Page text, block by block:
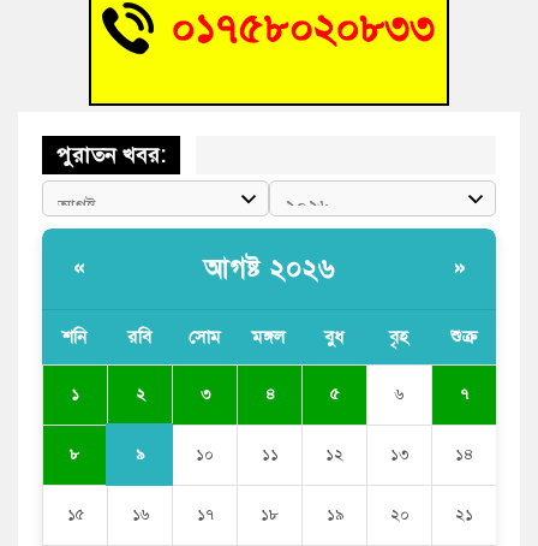
ভাষা সৈনিক অজিত গুহ মহাবিদ্যালয়ে জুলাই গণঅভ্যুত্থান দিবসের
আলোচনা সভা ও পুরস্কার বিতরণ
পুরাতন খবর:
« আগষ্ট ২০২৬ »
শনি রবি সোম মঙ্গল বুধ বৃহ শুক্র
১ ২ ৩ ৪ ৫ ৬ ৭
৮ ৯ ১০ ১১ ১২ ১৩ ১৪
১৫ ১৬ ১৭ ১৮ ১৯ ২০ ২১